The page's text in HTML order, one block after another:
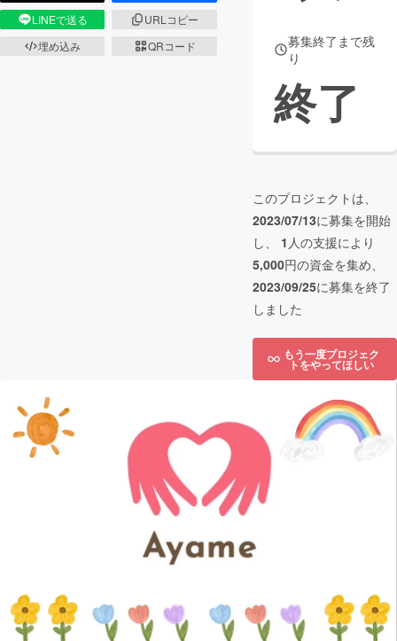
LINEで送る
URLコピー
埋め込み
QRコード
募集終了まで残
り
終了
このプロジェクトは、
2023/07/13に募集を開始
し、 1 人の支援により
5,000円の資金を集め、
2023/09/25に募集を終了
しました
もう一度プロジェク
トをやってほしい